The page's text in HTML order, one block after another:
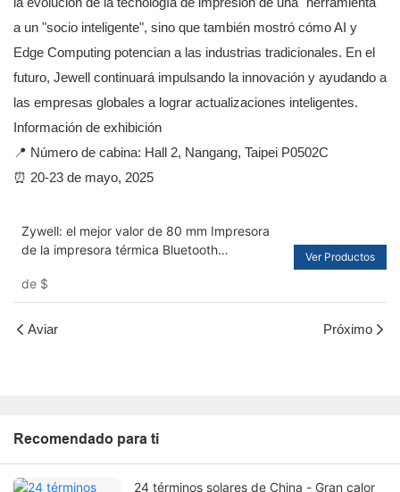
a un "socio inteligente", sino que también mostró cómo AI y
Edge Computing potencian a las industrias tradicionales. En el
futuro, Jewell continuará impulsando la innovación y ayudando a
las empresas globales a lograr actualizaciones inteligentes.
Información de exhibición
📍 Número de cabina: Hall 2, Nangang, Taipei P0502C
⏰ 20-23 de mayo, 2025
Zywell: el mejor valor de 80 mm Impresora
de la impresora térmica Bluetooth
de $
Ver Productos
Aviar Próximo
Recomendado para ti
24 términos solares de China - Gran calor